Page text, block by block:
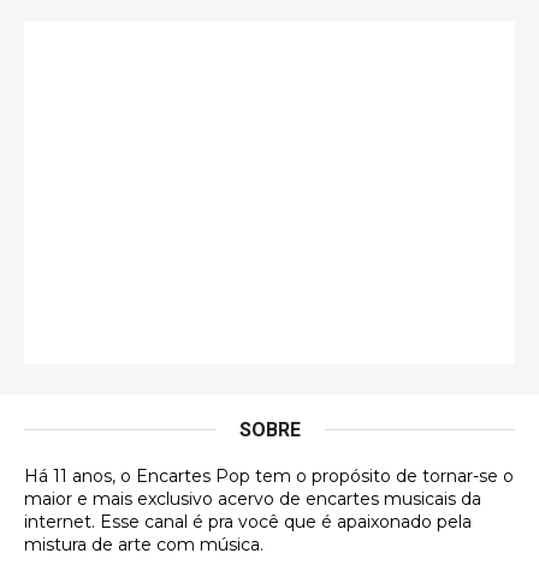
DVD MIDINHO
Francierton
SOBRE
Há 11 anos, o Encartes Pop tem o propósito de tornar-se o
maior e mais exclusivo acervo de encartes musicais da
internet. Esse canal é pra você que é apaixonado pela
mistura de arte com música.